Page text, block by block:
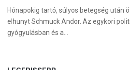
Hónapokig tartó, súlyos betegség után
elhunyt Schmuck Andor. Az egykori
gyógyulásban és a…